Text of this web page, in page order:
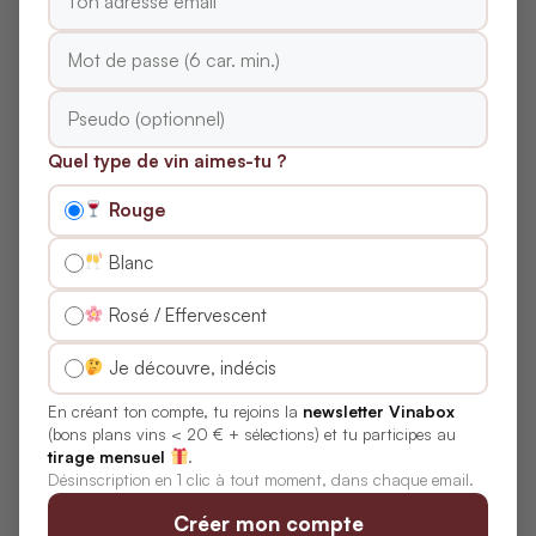
Questions Fréquentes sur
les Terroirs des Vins
Rouges du Swartland
Quelles sont les caractéristiques
climatiques du Swartland pour les vins
rouges ?
Quels types de sols trouve-t-on et
comment influencent-ils les rouges ?
Comment le terroir influence-t-il les
Quel type de vin aimes-tu ?
Rouge
Blanc
Rosé / Effervescent
Je découvre, indécis
En créant ton compte, tu rejoins la newsletter Vinabox
(bons plans vins < 20 € + sélections) et tu participes au
tirage mensuel
.
Désinscription en 1 clic à tout moment, dans chaque email.
Créer mon compte